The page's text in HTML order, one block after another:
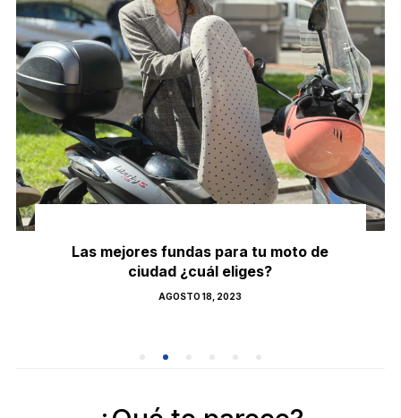
Las mejores fundas para tu moto de
ciudad ¿cuál eliges?
POSTED
AGOSTO 18, 2023